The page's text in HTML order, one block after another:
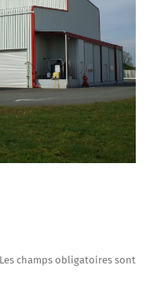
Les champs obligatoires sont